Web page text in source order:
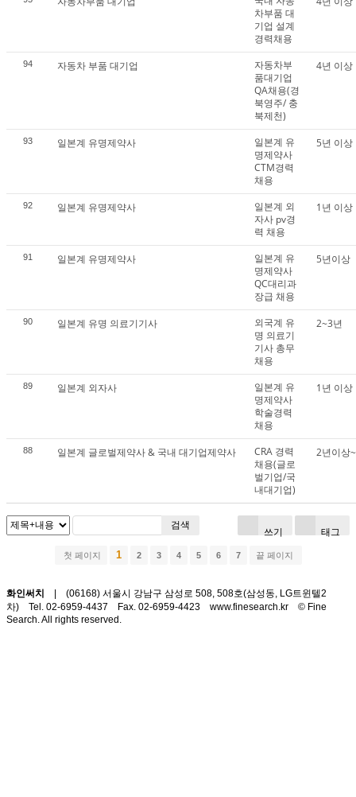
차부품 대
기업 설계
경력채용
94 자동차 부품 대기업
자동차부
품대기업
QA채용(경
북영주/ 충
북제천)
4년 이상
93 일본계 유명제약사
일본계 유
명제약사
CTM경력
채용
5년 이상
92 일본계 유명제약사
일본계 외
자사 pv경
력 채용
1년 이상
91 일본계 유명제약사
일본계 유
명제약사
QC대리과
장급 채용
5년이상
90 일본계 유명 의료기기사
외국계 유
명 의료기
기사 총무
채용
2~3년
89 일본계 외자사
일본계 유
명제약사
학술경력
채용
1년 이상
88 일본계 글로벌제약사 & 국내 대기업제약사
CRA 경력
채용(글로
벌기업/국
내대기업)
2년이상
쓰기 태그
검색
첫 페이지 1 2 3 4 5 6 7 끝 페이지
화인써치 | (06168) 서울시 강남구 삼성로 508, 508호(삼성동, LG트윈텔2
차) Tel. 02-6959-4437 Fax. 02-6959-4423 www.finesearch.kr © Fine
Search. All rights reserved.